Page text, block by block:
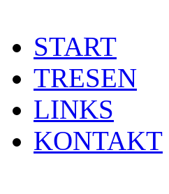
START
TRESEN
LINKS
KONTAKT